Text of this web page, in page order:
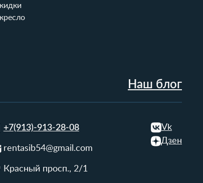
Наш блог
+7(913)-913-28-08
rentasib54@gmail.com
Красный просп., 2/1
Vk
Дзен